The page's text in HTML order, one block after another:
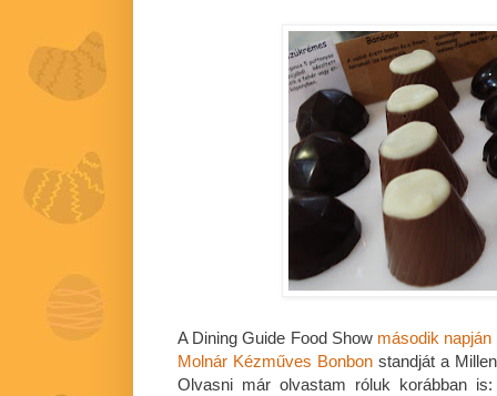
A Dining Guide Food Show második napján
Molnár Kézműves Bonbon standját a
Olvasni már olvastam róluk korábban